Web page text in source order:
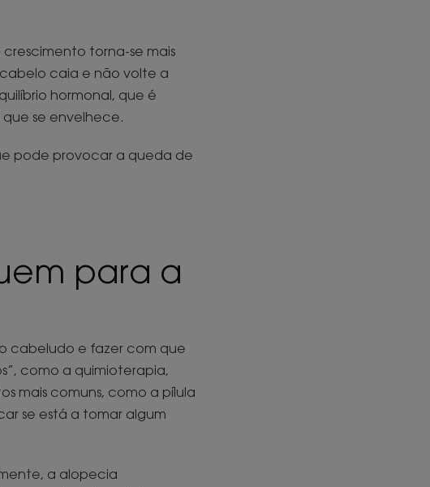
torna-se mais
caia e não volte a
hormonal, que é
se envelhece.
pode provocar a queda de
para a
cabeludo e fazer com que
como a quimioterapia,
mais comuns, como a pílula
se está a tomar algum
a alopecia